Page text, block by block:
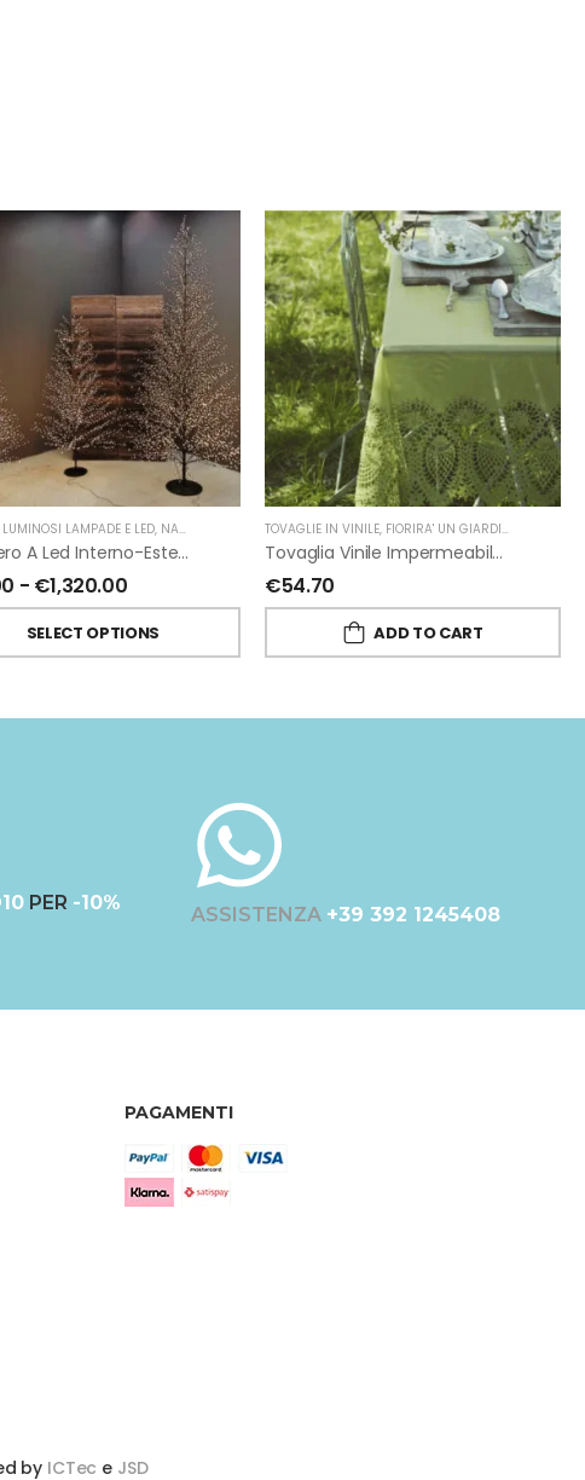
LUMINOSI LAMPADE E LED, NATALE FIORIRA' UN GIARDINO
Pino Nero A Led Interno-Esterno Di Fiorirà Un Giardino
- €1,320.00
SELECT OPTIONS
TOVAGLIE IN VINILE, FIORIRA' UN GIARDINO
Tovaglia Vinile Impermeabile Pizzo Verde Di Fiorirà Un Giardino
€54.70
ADD TO CART
PER -10%
ASSISTENZA +39 392 1245408
PAGAMENTI
by ICTec e JSD